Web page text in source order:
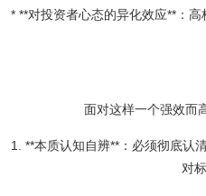
* **对投资者心态的异化效应**：
面对这样一个强效而
1. **本质认知自辨**：必须彻底认
对